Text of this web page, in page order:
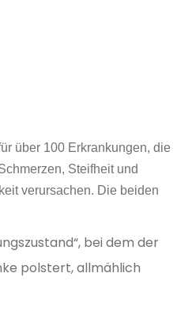
über 100 Erkrankungen, die
Steifheit und
verursachen. Die beiden
bei dem der
polstert, allmählich